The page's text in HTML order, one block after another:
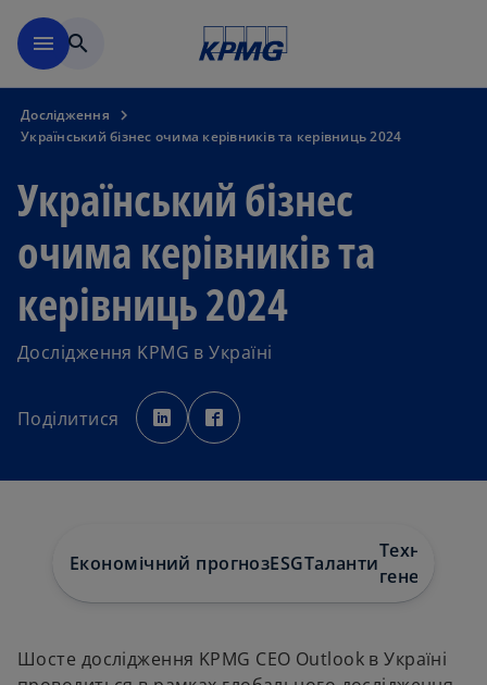
menu search
Дослідження
Український бізнес очима керівників та керівниць 2024
Український бізнес
очима керівників та
керівниць 2024
Дослідження KPMG в Україні
Поділитися
o
p
e
n
a
b
p
e
b
Економічний прогнозESGТаланти
Технології
Шосте дослідження KPMG CEO Outlook в Україні